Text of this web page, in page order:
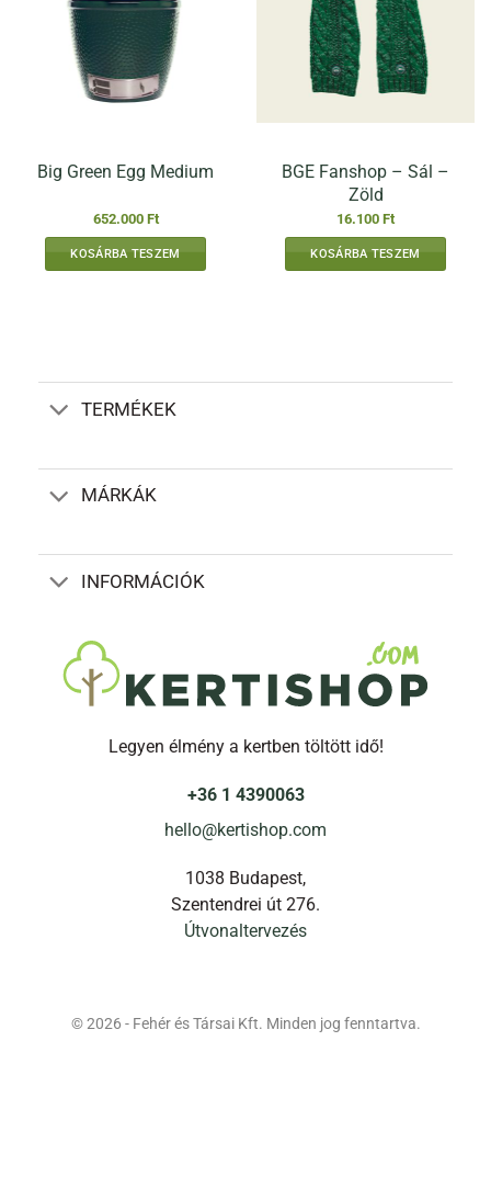
Big Green Egg Medium
652.000 Ft
KOSÁRBA TESZEM
BGE Fanshop – Sál –
Zöld
16.100 Ft
KOSÁRBA TESZEM
TERMÉKEK
MÁRKÁK
INFORMÁCIÓK
Legyen élmény a kertben töltött idő!
+36 1 4390063
hello@kertishop.com
1038 Budapest,
Szentendrei út 276.
Útvonaltervezés
© 2026 - Fehér és Társai Kft. Minden jog fenntartva.